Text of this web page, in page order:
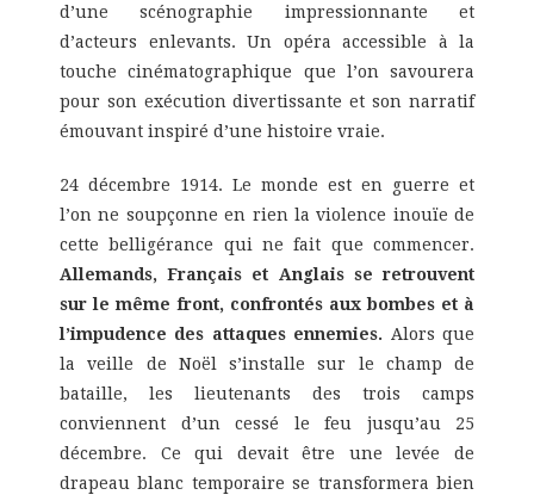
d’une scénographie impressionnante et
d’acteurs enlevants. Un opéra accessible à la
touche cinématographique que l’on savourera
pour son exécution divertissante et son narratif
émouvant inspiré d’une histoire vraie.
24 décembre 1914. Le monde est en guerre et
l’on ne soupçonne en rien la violence inouïe de
cette belligérance qui ne fait que commencer.
Allemands, Français et Anglais se retrouvent
sur le même front, confrontés aux bombes et à
l’impudence des attaques ennemies. Alors que
la veille de Noël s’installe sur le champ de
bataille, les lieutenants des trois camps
conviennent d’un cessé le feu jusqu’au 25
décembre. Ce qui devait être une levée de
drapeau blanc temporaire se transformera bien